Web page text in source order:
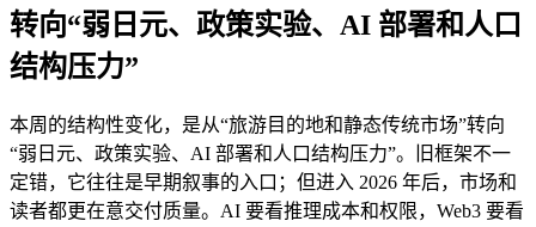
转向“弱日元、政策实验、AI 部署和人口
结构压力”
本周的结构性变化，是从“旅游目的地和静态传统市场”转向
“弱日元、政策实验、AI 部署和人口结构压力”。旧框架不一
定错，它往往是早期叙事的入口；但进入 2026 年后，市场和
读者都更在意交付质量。AI 要看推理成本和权限，Web3 要看